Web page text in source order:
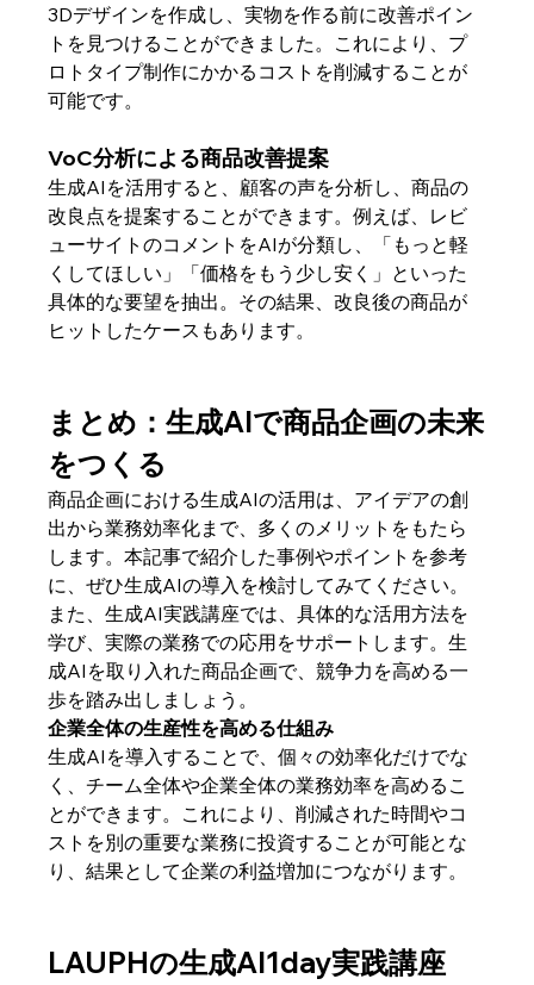
3Dデザインを作成し、実物を作る前に改善ポイン
トを見つけることができました。これにより、プ
ロトタイプ制作にかかるコストを削減することが
可能です。
VoC分析による商品改善提案
生成AIを活用すると、顧客の声を分析し、商品の
改良点を提案することができます。例えば、レビ
ューサイトのコメントをAIが分類し、「もっと軽
くしてほしい」「価格をもう少し安く」といった
具体的な要望を抽出。その結果、改良後の商品が
ヒットしたケースもあります。
まとめ：生成AIで商品企画の未来
をつくる
商品企画における生成AIの活用は、アイデアの創
出から業務効率化まで、多くのメリットをもたら
します。本記事で紹介した事例やポイントを参考
に、ぜひ生成AIの導入を検討してみてください。
また、生成AI実践講座では、具体的な活用方法を
学び、実際の業務での応用をサポートします。生
成AIを取り入れた商品企画で、競争力を高める一
歩を踏み出しましょう。
企業全体の生産性を高める仕組み
生成AIを導入することで、個々の効率化だけでな
く、チーム全体や企業全体の業務効率を高めるこ
とができます。これにより、削減された時間やコ
ストを別の重要な業務に投資することが可能とな
り、結果として企業の利益増加につながります。
LAUPHの生成AI1day実践講座